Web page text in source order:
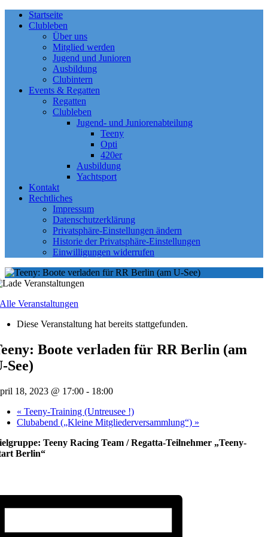
Startseite
Clubleben
Über uns
Mitglied werden
Jugend und Junioren
Ausbildung
Clubintern
Events & Regatten
Regatten
Clubleben
Jugend- und Juniorenabteilung
Teeny
Opti
420er
Ausbildung
Yachtsport
Kontakt
Rechtliches
Impressum
Datenschutzerklärung
Privatsphäre-Einstellungen ändern
Historie der Privatsphäre-Einstellungen
Einwilligungen widerrufen
Veranstaltungen
Diese Veranstaltung hat bereits stattgefunden.
Boote verladen für RR Berlin (am
See)
18, 2023 @ 17:00 - 18:00
« Teeny-Training (Untreusee !)
Clubabend („Kleine Mitgliederversammlung“) »
Teeny Racing Team / Regatta-Teilnehmer „Teeny-
Berlin“